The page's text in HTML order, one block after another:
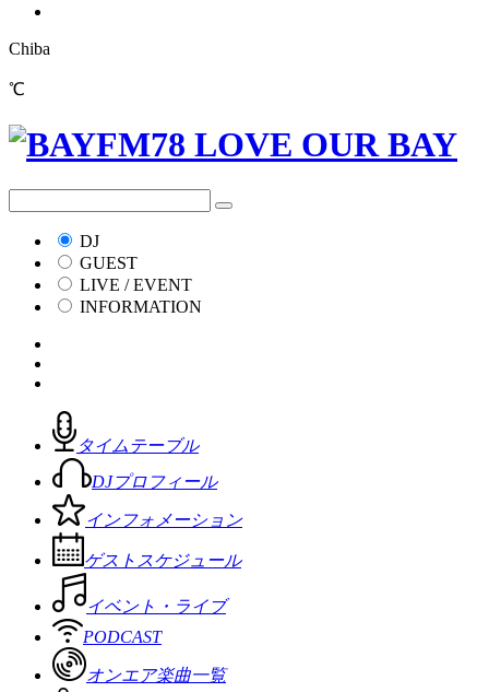
Chiba
℃
DJ
GUEST
LIVE / EVENT
INFORMATION
タイムテーブル
DJプロフィール
インフォメーション
ゲストスケジュール
イベント・ライブ
PODCAST
オンエア楽曲一覧